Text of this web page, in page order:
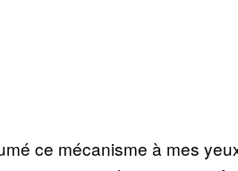
ce mécanisme à mes